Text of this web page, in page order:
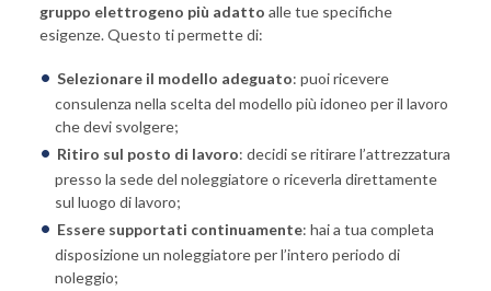
gruppo elettrogeno più adatto alle tue specifiche
esigenze. Questo ti permette di:
Selezionare il modello adeguato: puoi ricevere
consulenza nella scelta del modello più idoneo per il lavoro
che devi svolgere;
Ritiro sul posto di lavoro: decidi se ritirare l’attrezzatura
presso la sede del noleggiatore o riceverla direttamente
sul luogo di lavoro;
Essere supportati continuamente: hai a tua completa
disposizione un noleggiatore per l’intero periodo di
noleggio;